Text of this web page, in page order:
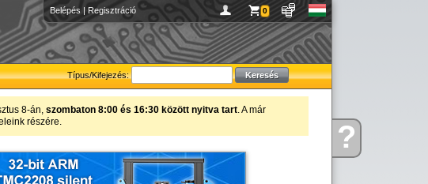
Kérdése?
Belépés | Regisztráció 0
Típus/Kifejezés:
8-án, szombaton 8:00 és 16:30 között nyitva tart. A már
részére.
kínálatában